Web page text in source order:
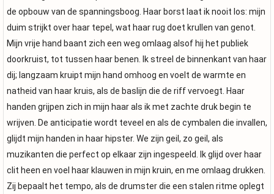
de opbouw van de spanningsboog. Haar borst laat ik nooit los: mijn
duim strijkt over haar tepel, wat haar rug doet krullen van genot.
Mijn vrije hand baant zich een weg omlaag alsof hij het publiek
doorkruist, tot tussen haar benen. Ik streel de binnenkant van haar
dij; langzaam kruipt mijn hand omhoog en voelt de warmte en
natheid van haar kruis, als de baslijn die de riff vervoegt. Haar
handen grijpen zich in mijn haar als ik met zachte druk begin te
wrijven. De anticipatie wordt teveel en als de cymbalen die invallen,
glijdt mijn handen in haar hipster. We zijn geil, zo geil, als
muzikanten die perfect op elkaar zijn ingespeeld. Ik glijd over haar
clit heen en voel haar klauwen in mijn kruin, en me omlaag drukken.
Zij bepaalt het tempo, als de drumster die een stalen ritme oplegt